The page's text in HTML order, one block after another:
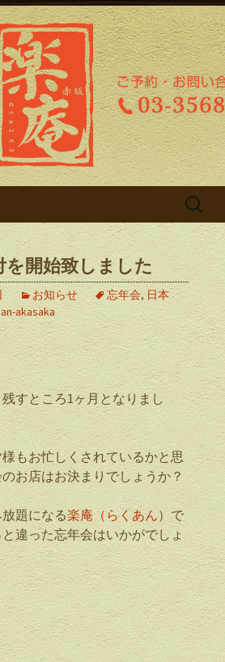
酒屋「楽庵（らく
ログ
屋「楽庵（らくあ
検
を開始致しました
お知らせ 忘年会, 日本
akasaka
すところ1ヶ月となりまし
もお忙しくされているかと思
お店はお決まりでしょうか？
題になる楽庵（らくあん）で
違った忘年会はいかがでしょ